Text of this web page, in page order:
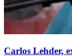
Carlos Lehder,